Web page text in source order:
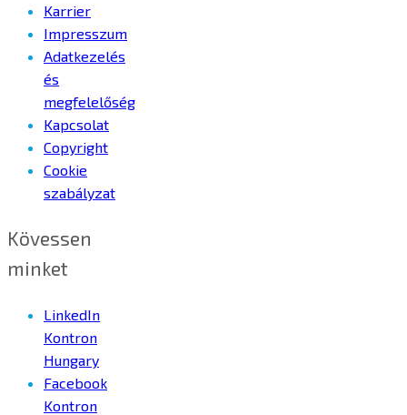
Karrier
Impresszum
Adatkezelés
és
megfelelőség
Kapcsolat
Copyright
Cookie
szabályzat
Kövessen
minket
LinkedIn
Kontron
Hungary
Facebook
Kontron